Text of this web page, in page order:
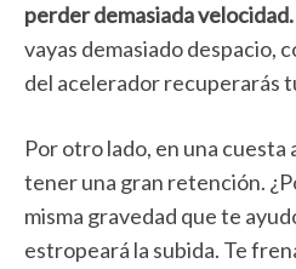
perder demasiada velocidad.
vayas demasiado despacio,
del acelerador recuperarás
Por otro lado, en una
tener una gran retención.
misma gravedad que te
estropeará la subida. Te